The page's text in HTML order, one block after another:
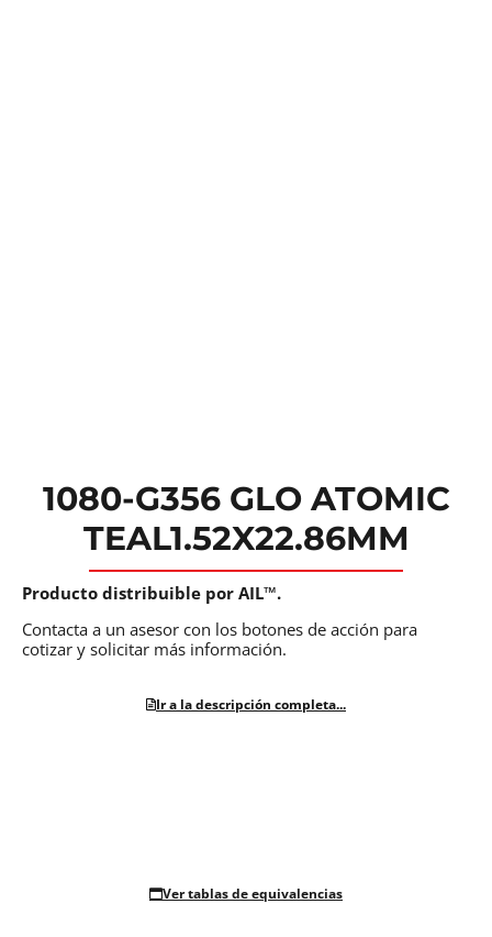
1080-G356 GLO ATOMIC
TEAL1.52X22.86MM
Producto distribuible por AIL™.
Contacta a un asesor con los botones de acción para
cotizar y solicitar más información.
Ir a la descripción completa...
Ver tablas de equivalencias